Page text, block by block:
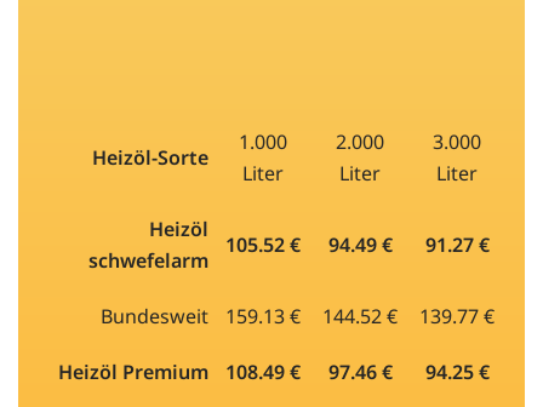
Heizöl-Sorte
1.000
Liter
2.000
Liter
3.000
Liter
Heizöl
schwefelarm
105.52 € 94.49 € 91.27 €
Bundesweit 159.13 € 144.52 € 139.77 €
Heizöl Premium 108.49 € 97.46 € 94.25 €